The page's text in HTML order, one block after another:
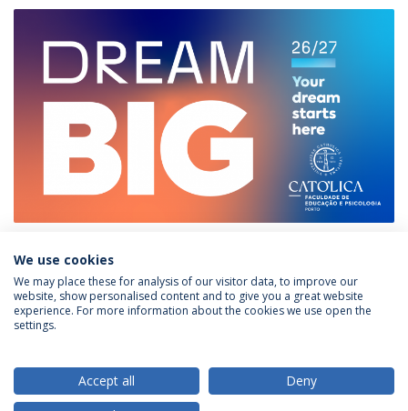
Política de Privacidade
Termos & Condições
We use cookies
We may place these for analysis of our visitor data, to improve our
website, show personalised content and to give you a great website
experience. For more information about the cookies we use open the
settings.
Accept all
Deny